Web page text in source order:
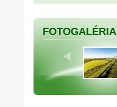
FOTOGALÉRIA